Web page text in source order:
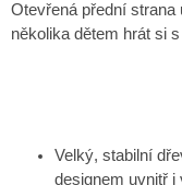
Otevřená přední strana
několika dětem hrát si
Velký, stabilní
designem uvnitř i